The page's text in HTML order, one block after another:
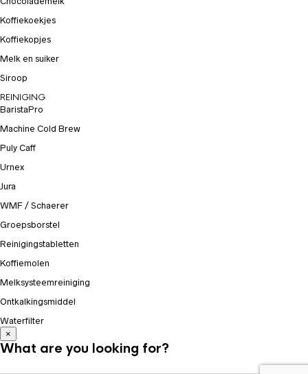
Koffiekoekjes
Koffiekopjes
Melk en suiker
Siroop
REINIGING
BaristaPro
Machine Cold Brew
Puly Caff
Urnex
Jura
WMF / Schaerer
Groepsborstel
Reinigingstabletten
Koffiemolen
Melksysteemreiniging
Ontkalkingsmiddel
Waterfilter
×
What are you looking for?